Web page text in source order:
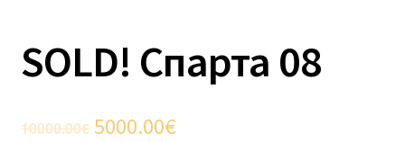
SOLD! Спарта 08
10000.00€ Original
5000.00€Current